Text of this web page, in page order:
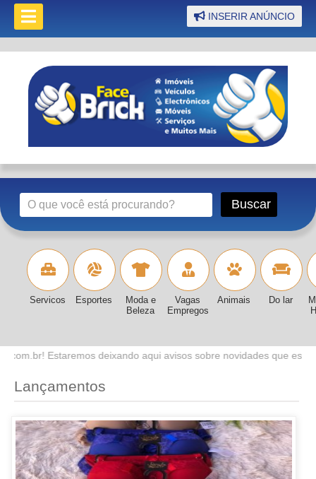
INSERIR ANÚNCIO
Servicos Esportes
Moda e
Beleza
Vagas
Empregos
Animais Do lar
aqui avisos sobre novidades que estaremos lançando no site.
Lançamentos